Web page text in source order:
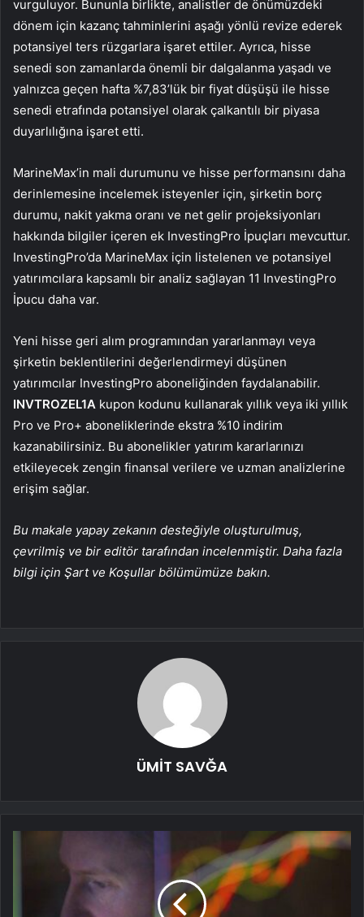
vurguluyor. Bununla birlikte, analistler de önümüzdeki
dönem için kazanç tahminlerini aşağı yönlü revize ederek
potansiyel ters rüzgarlara işaret ettiler. Ayrıca, hisse
senedi son zamanlarda önemli bir dalgalanma yaşadı ve
yalnızca geçen hafta %7,83’lük bir fiyat düşüşü ile hisse
senedi etrafında potansiyel olarak çalkantılı bir piyasa
duyarlılığına işaret etti.
MarineMax’in mali durumunu ve hisse performansını daha
derinlemesine incelemek isteyenler için, şirketin borç
durumu, nakit yakma oranı ve net gelir projeksiyonları
hakkında bilgiler içeren ek InvestingPro İpuçları mevcuttur.
InvestingPro’da MarineMax için listelenen ve potansiyel
yatırımcılara kapsamlı bir analiz sağlayan 11 InvestingPro
İpucu daha var.
Yeni hisse geri alım programından yararlanmayı veya
şirketin beklentilerini değerlendirmeyi düşünen
yatırımcılar InvestingPro aboneliğinden faydalanabilir.
INVTROZEL1A kupon kodunu kullanarak yıllık veya iki yıllık
Pro ve Pro+ aboneliklerinde ekstra %10 indirim
kazanabilirsiniz. Bu abonelikler yatırım kararlarınızı
etkileyecek zengin finansal verilere ve uzman analizlerine
erişim sağlar.
Bu makale yapay zekanın desteğiyle oluşturulmuş,
çevrilmiş ve bir editör tarafından incelenmiştir. Daha fazla
bilgi için Şart ve Koşullar bölümümüze bakın.
ÜMİT SAVĞA